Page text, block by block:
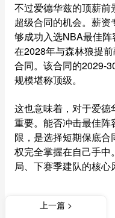
不过爱德华兹的顶薪
超级合同的机会。薪
够成功入选NBA最佳
在2028年与森林狼提
合同。该合同的2029-
规模堪称顶级。
这也意味着，对于爱
重要。能否冲击最佳
限，是选择短期保底
权完全掌握在自己手
局、下赛季建队的核心
上一篇 >